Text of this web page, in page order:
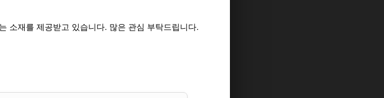
소재를 제공받고 있습니다. 많은 관심 부탁드립니다.